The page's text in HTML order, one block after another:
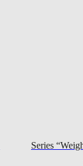
Series